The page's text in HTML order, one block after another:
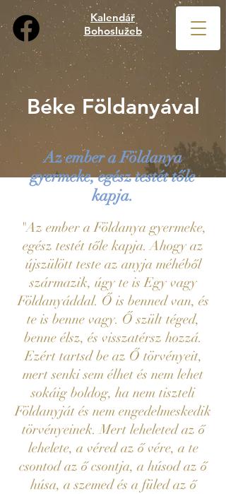
Kalendář
Bohoslužeb
Béke Földanyával
"Az ember a Földanya gyermeke,
egész testét tőle kapja. Ahogy az
újszülött teste az anyja méhéből
származik, úgy te is Egy vagy
Földanyáddal. Ő is benned van, és
te is benne vagy. Ő szült téged,
benne élsz, és visszatérsz hozzá.
Ezért tartsd be az Ő törvényeit,
mert senki sem élhet és nem lehet
sokáig boldog, ha nem tiszteli
Földanyját és nem engedelmeskedik
törvényeinek. Mert leheleted az ő
lehelete, a véred az ő vére, a te
csontod az ő csontja, a húsod az ő
húsa, a szemed és a füled az ő
Az ember a Földanya
gyermeke, egész testét tőle
kapja.